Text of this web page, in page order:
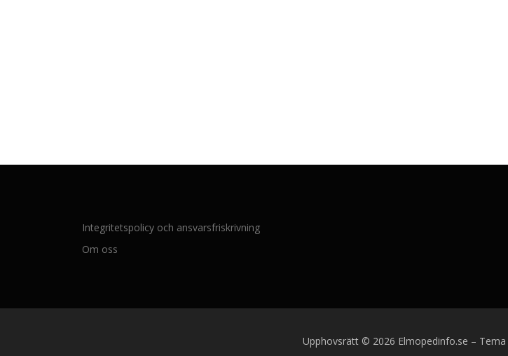
Integritetspolicy och ansvarsfriskrivning
Om oss
Upphovsrätt © 2026 Elmopedinfo.se – Tema